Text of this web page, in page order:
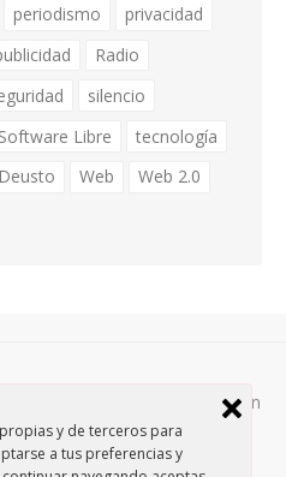
y de terceros para
a tus preferencias y
periodismo
privacidad
Radio
silencio
Software Libre
tecnología
Web
Web 2.0
contenidos de esta página están
Creative Commons Attribution-
/ Política de privacidad